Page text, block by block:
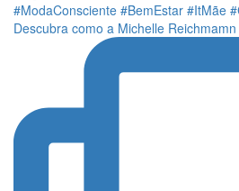
Descubra como a Michelle